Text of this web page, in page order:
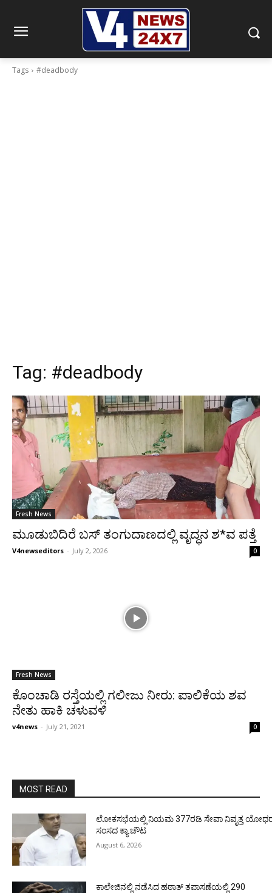
Tags #deadbody
Tag: #deadbody
Fresh News
ಮೂಡುಬಿದಿರೆ ಬಸ್ ತಂಗುದಾಣದಲ್ಲಿ ವೃದ್ಧನ ಶ*ವ ಪತ್ತೆ
V4newseditors - July 2, 2026 0
Fresh News
ಕೊಂಚಾಡಿ ರಸ್ತೆಯಲ್ಲಿ ಗಲೀಜು ನೀರು: ಪಾಲಿಕೆಯ ಶವ
ನೇತು ಹಾಕಿ ಚಳುವಳಿ
v4news - July 21, 2021 0
MOST READ
ಲೋಕಸಭೆಯಲ್ಲಿ ನಿಯಮ 377ರಡಿ ಸೇವಾ ನಿವೃತ್ತ
ಸಂಸದ ಕ್ಯಾ.ಚೌಟ
August 6, 2026
ಕಾಲೇಜಿನಲ್ಲಿ ನಡೆಸಿದ ಹಠಾತ್ ತಪಾಸಣೆಯಲ್ಲಿ 290